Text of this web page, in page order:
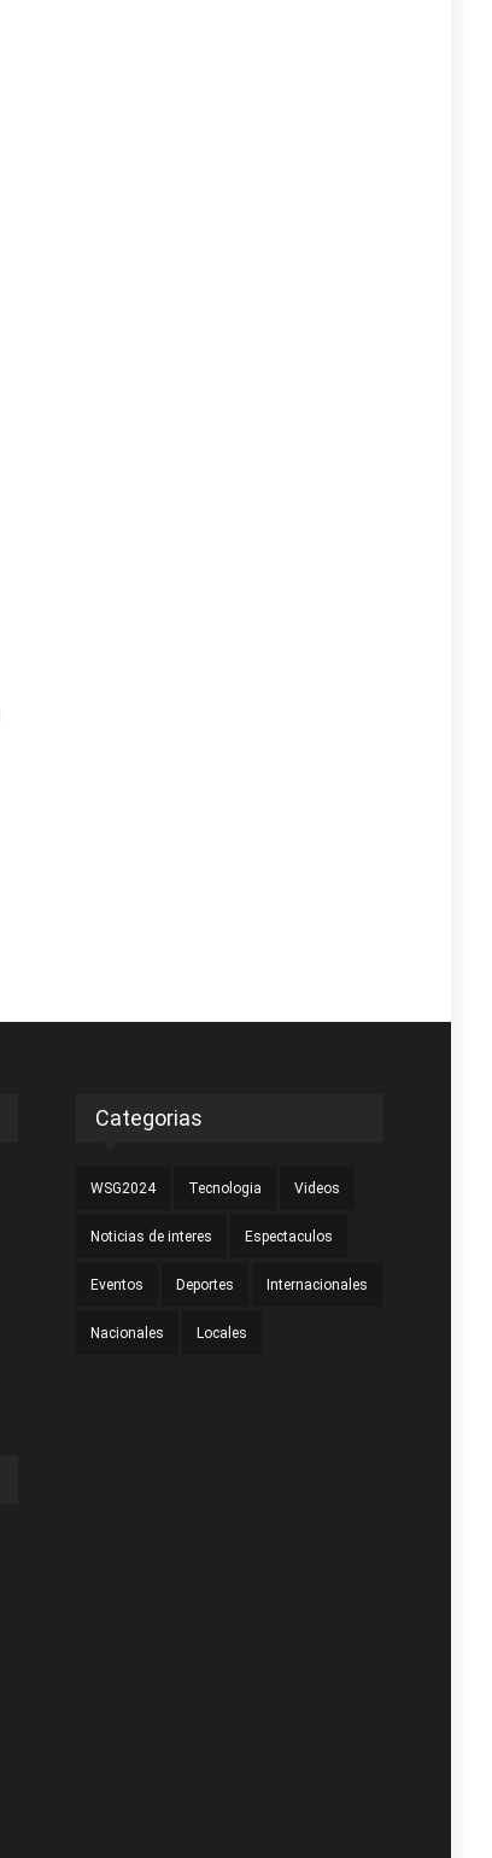
Categorias
WSG2024 Tecnologia Videos
Noticias de interes Espectaculos
Eventos Deportes Internacionales
Nacionales Locales